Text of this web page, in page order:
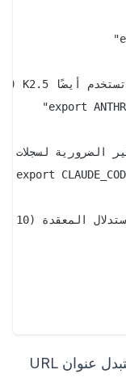
إذا كنت تعمل داخل الصين القارية، استبدل عنوان URL